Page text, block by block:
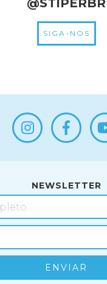
@STIPERBR
SIGA-NOS
NEWSLETTER